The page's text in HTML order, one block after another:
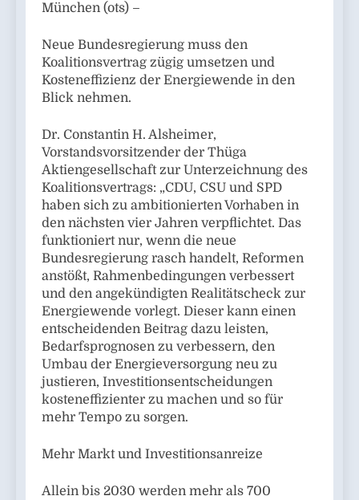
München (ots) –
Neue Bundesregierung muss den
Koalitionsvertrag zügig umsetzen und
Kosteneffizienz der Energiewende in den
Blick nehmen.
Dr. Constantin H. Alsheimer,
Vorstandsvorsitzender der Thüga
Aktiengesellschaft zur Unterzeichnung des
Koalitionsvertrags: „CDU, CSU und SPD
haben sich zu ambitionierten Vorhaben in
den nächsten vier Jahren verpflichtet. Das
funktioniert nur, wenn die neue
Bundesregierung rasch handelt, Reformen
anstößt, Rahmenbedingungen verbessert
und den angekündigten Realitätscheck zur
Energiewende vorlegt. Dieser kann einen
entscheidenden Beitrag dazu leisten,
Bedarfsprognosen zu verbessern, den
Umbau der Energieversorgung neu zu
justieren, Investitionsentscheidungen
kosteneffizienter zu machen und so für
mehr Tempo zu sorgen.
Mehr Markt und Investitionsanreize
Allein bis 2030 werden mehr als 700